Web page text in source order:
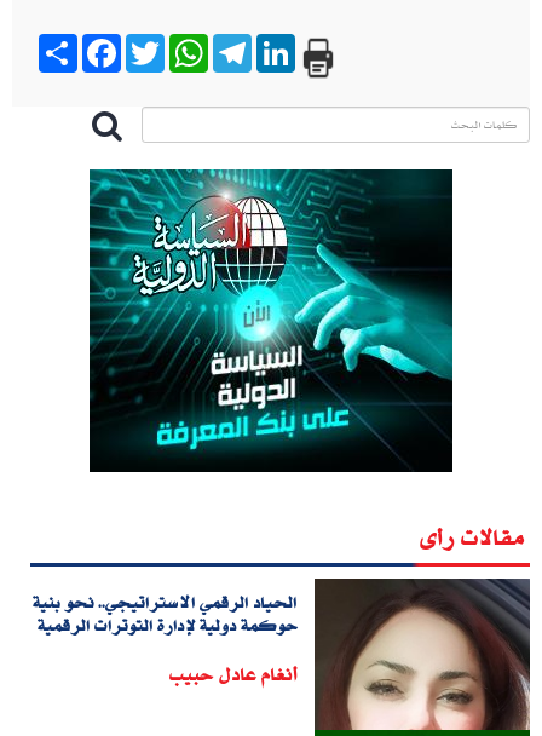
Share
FacebookTwitter
WhatsApp
Telegram
LinkedIn
مقالات رأى
الحياد الرقمي الاستراتيجي.. نحو بنية
حوكمة دولية لإدارة التوترات الرقمية
أنغام عادل حبيب